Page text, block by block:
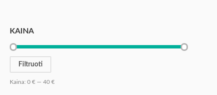
KAINA
Filtruoti
Kaina: 0 € — 40 €